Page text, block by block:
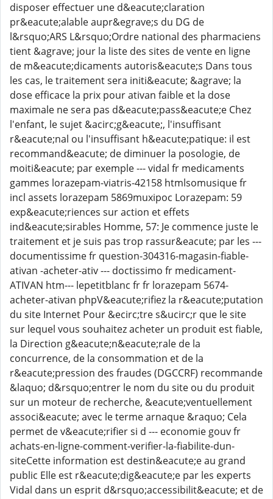
disposer effectuer une d&eacute;claration
pr&eacute;alable aupr&egrave;s du DG de
l&rsquo;ARS L&rsquo;Ordre national des pharmaciens
tient &agrave; jour la liste des sites de vente en ligne
de m&eacute;dicaments autoris&eacute;s Dans tous
les cas, le traitement sera initi&eacute; &agrave; la
dose efficace la prix pour ativan faible et la dose
maximale ne sera pas d&eacute;pass&eacute;e Chez
l'enfant, le sujet &acirc;g&eacute;, l'insuffisant
r&eacute;nal ou l'insuffisant h&eacute;patique: il est
recommand&eacute; de diminuer la posologie, de
moiti&eacute; par exemple --- vidal fr medicaments
gammes lorazepam-viatris-42158 htmlsomusique fr
incl assets lorazepam 5869muxipoc Lorazepam: 59
exp&eacute;riences sur action et effets
ind&eacute;sirables Homme, 57: Je commence juste le
traitement et je suis pas trop rassur&eacute; par les ---
documentissime fr question-304316-magasin-fiable-
ativan -acheter-ativ --- doctissimo fr medicament-
ATIVAN htm--- lepetitblanc fr fr lorazepam 5674-
acheter-ativan phpV&eacute;rifiez la r&eacute;putation
du site Internet Pour &ecirc;tre s&ucirc;r que le site
sur lequel vous souhaitez acheter un produit est fiable,
la Direction g&eacute;n&eacute;rale de la
concurrence, de la consommation et de la
r&eacute;pression des fraudes (DGCCRF) recommande
&laquo; d&rsquo;entrer le nom du site ou du produit
sur un moteur de recherche, &eacute;ventuellement
associ&eacute; avec le terme arnaque &raquo; Cela
permet de v&eacute;rifier si d --- economie gouv fr
achats-en-ligne-comment-verifier-la-fiabilite-dun-
siteCette information est destin&eacute;e au grand
public Elle est r&eacute;dig&eacute;e par les experts
Vidal dans un esprit d&rsquo;accessibilit&eacute; et de